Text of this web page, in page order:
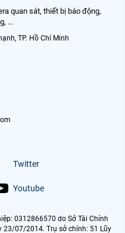
quan sát, thiết bị báo động,
...
TP. Hồ Chí Minh
Twitter
Youtube
0312866570 do Sở Tài Chính
23/07/2014. Trụ sở chính: 51 Lũy